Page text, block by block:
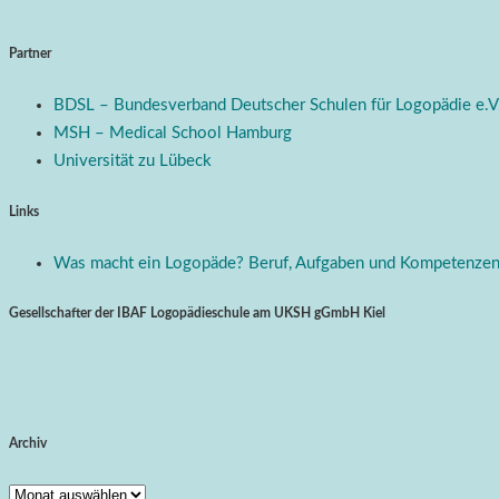
Partner
BDSL – Bundesverband Deutscher Schulen für Logopädie
MSH – Medical School Hamburg
Universität zu Lübeck
Links
Was macht ein Logopäde? Beruf, Aufgaben und Kompetenzen
Gesellschafter der IBAF Logopädieschule am UKSH gGmbH Kiel
Archiv
Archiv